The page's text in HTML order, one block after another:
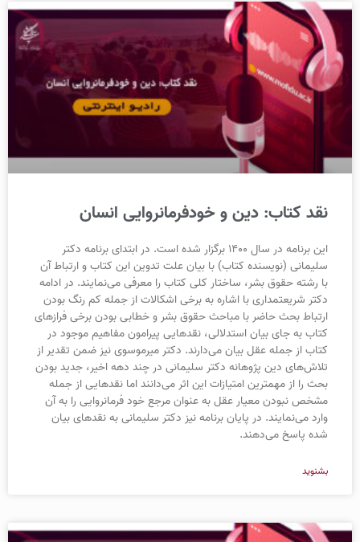
نقد کتاب: دین و خودفرمانروایی انسان
این برنامه در سال ۱۴۰۰ برگزار شده است. در ابتدای برنامه دکتر
سلیمانی (نویسنده کتاب) با بیان علت تدوین این کتاب و ارتباط آن
با رشته حقوق بشر، ساختار کلی کتاب را معرفی می‌نمایند. در ادامه
دکتر شریعتمداری با اشاره به برخی اشکالات از جمله کم رنگ بودن
ارتباط بحث حاضر با مباحث حقوق بشر و خطابی بودن برخی فرازهای
کتاب به جای بیان استدلالی، نقدهایی پیرامون مفاهیم موجود در
کتاب از جمله عقل بیان می‌دارند. دکتر میرموسوی نیز ضمن تقدیر از
تلاش‌های دین پژوهانه دکتر سلیمانی در چند دهه اخیر، جدید بودن
بحث را از مهمترین امتیازات این اثر می‌دانند اما نقدهایی از جمله
مشخص نبودن معیار عقل به عنوان مرجع خود فرمانروایی را به آن
وارد می‌نمایند. در پایان برنامه نیز دکتر سلیمانی به نقدهای بیان
شده پاسخ می‌دهند.
بشنوید